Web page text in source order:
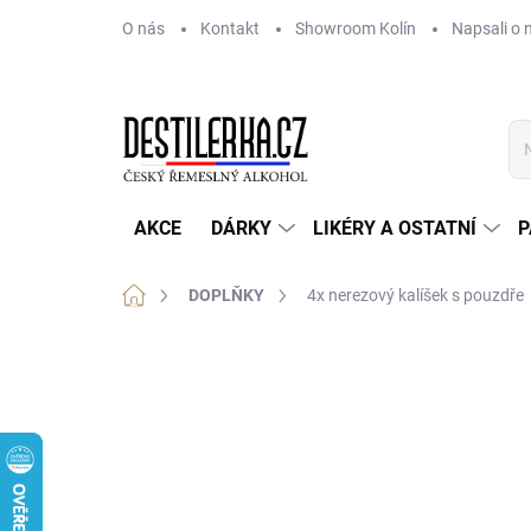
O nás Kontakt Showroom Kolín Napsali o
AKCE DÁRKY LIKÉRY A OSTATNÍ
Domů DOPLŇKY 4x nerezový kalíšek s pouzdře